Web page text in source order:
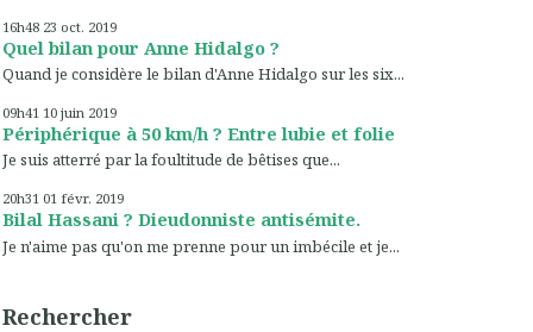
16h48 23 oct. 2019
Quel bilan pour Anne Hidalgo ?
Quand je considère le bilan d'Anne Hidalgo sur les six...
09h41 10 juin 2019
Périphérique à 50 km/h ? Entre lubie et folie
Je suis atterré par la foultitude de bêtises que...
20h31 01 févr. 2019
Bilal Hassani ? Dieudonniste antisémite.
Je n'aime pas qu'on me prenne pour un imbécile et je...
Rechercher